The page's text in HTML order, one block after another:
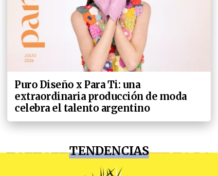
Puro Diseño x Para Ti: una
extraordinaria producción de moda
celebra el talento argentino
TENDENCIAS